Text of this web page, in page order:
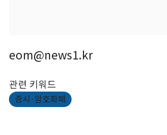
eom@news1.kr
관련 키워드
증시·암호화폐